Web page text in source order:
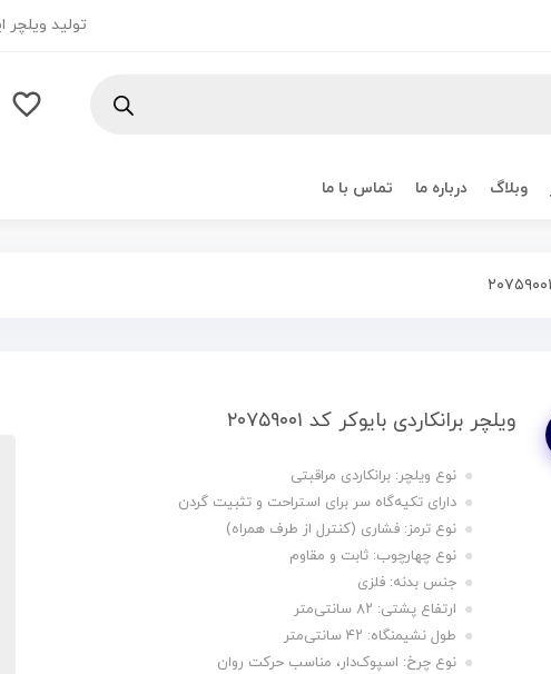
تولید ویلچر
وبلاگ درباره ما تماس با ما
ویلچر برانکاردی بایوکر کد ۲۰۷۵۹۰۰۱
نوع ویلچر: برانکاردی مراقبتی
دارای تکیه‌گاه سر برای استراحت و تثبیت گردن
نوع ترمز: فشاری (کنترل از طرف همراه)
نوع چهارچوب: ثابت و مقاوم
جنس بدنه: فلزی
ارتفاع پشتی: ۸۲ سانتی‌متر
طول نشیمنگاه: ۴۲ سانتی‌متر
نوع چرخ: اسپوک‌دار، مناسب حرکت روان